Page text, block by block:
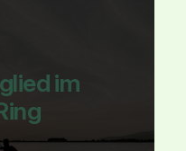
im